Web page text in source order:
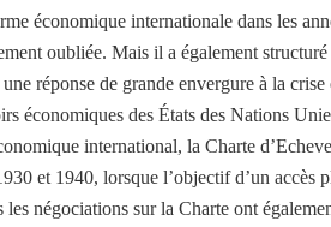
économique internationale dans les
oubliée. Mais il a également
réponse de grande envergure à la
économiques des États des Nations
international, la Charte
et 1940, lorsque l’objectif d’un accès
négociations sur la Charte ont